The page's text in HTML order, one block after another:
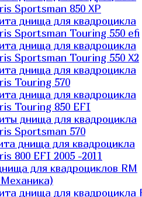
Sportsman 850 XP
днища для квадроцикла
Sportsman Touring 550 efi
днища для квадроцикла
Sportsman Touring 550 X2
днища для квадроцикла
Touring 570
днища для квадроцикла
Touring 850 EFI
днища для квадроцикла
Sportsman 570
днища для квадроцикла
800 EFI 2005 -2011
для квадроциклов RM
днища для квадроцикла